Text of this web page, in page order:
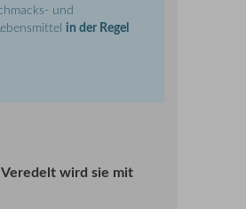
und
in der Regel
wird sie mit